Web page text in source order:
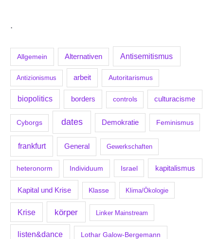
.
Allgemein Alternativen Antisemitismus
Antizionismus arbeit Autoritarismus
biopolitics borders controls culturacisme
Cyborgs dates Demokratie Feminismus
frankfurt General Gewerkschaften
heteronorm Individuum Israel kapitalismus
Kapital und Krise Klasse Klima/Ökologie
Krise körper Linker Mainstream
listen&dance Lothar Galow-Bergemann